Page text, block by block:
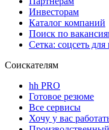
Инвесторам
Каталог компаний
Поиск по
Сетка: соцсеть для
Соискателям
hh PRO
Готовое резюме
Все сервисы
Хочу у вас